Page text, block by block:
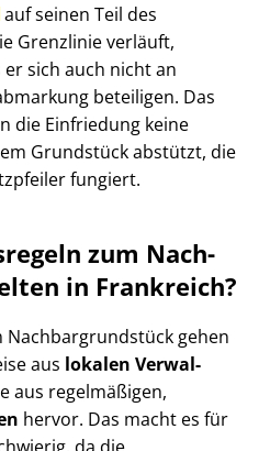
auf seinen Teil des
Grenzlinie verläuft,
sich auch nicht an
beteiligen. Das
die Einfriedung keine
Grundstück abstützt, die
fungiert.
zum Nach­
in Frankreich?
Nach­bar­grund­stück gehen
aus lokalen Ver­wal­
aus regelmäßigen,
hervor. Das macht es für